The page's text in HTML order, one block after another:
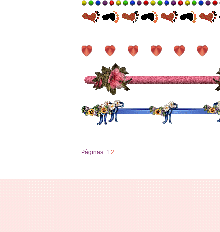
Páginas: 1 2